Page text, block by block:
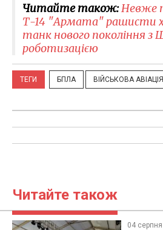
Читайте також:Невже
Т-14 "Армата" рашисти
танк нового покоління з
роботизацією
ТЕГИ БПЛА ВІЙСЬКОВА АВІАЦІЯ
Читайте також
04